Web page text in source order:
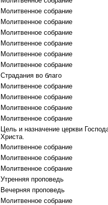
Молитвенное собрание
Молитвенное собрание
Молитвенное собрание
Молитвенное собрание
Молитвенное собрание
Молитвенное собрание
Страдания во благо
Молитвенное собрание
Молитвенное собрание
Молитвенное собрание
Молитвенное собрание
Цель и назначение церкви
Христа.
Молитвенное собрание
Молитвенное собрание
Молитвенное собрание
Утренняя проповедь
Вечерняя проповедь
Молитвенное собрание